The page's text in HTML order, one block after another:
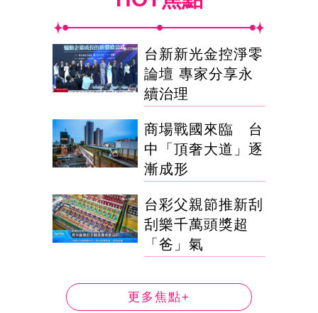
台新新光金控淨零
論壇 專家分享永
續治理
商場戰國來臨 台
中「頂奢大道」逐
漸成形
台彩父親節推新刮
刮樂千萬頭獎超
「爸」氣
更多焦點+